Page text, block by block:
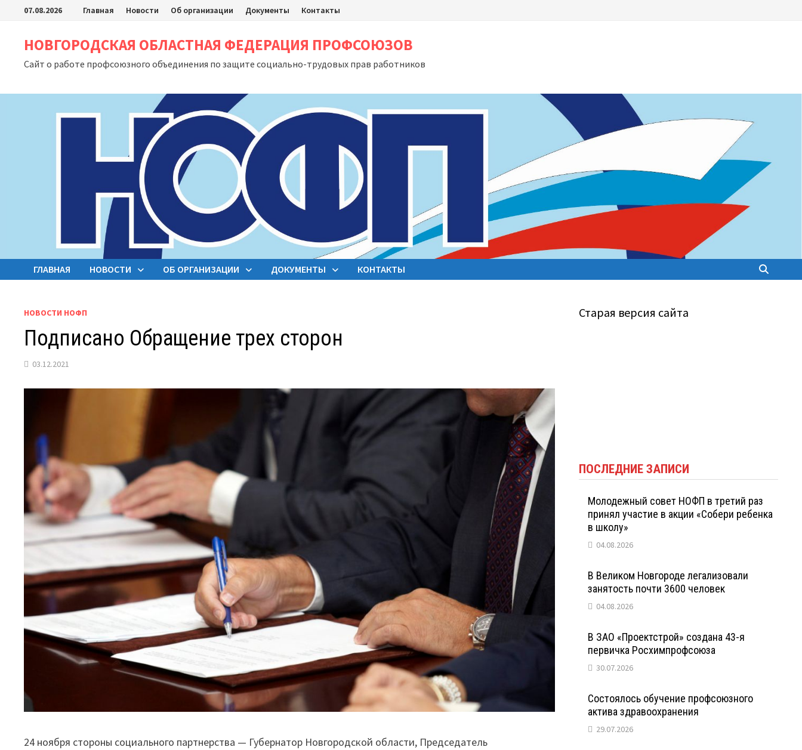
Перейти
содержимому
07.08.2026 Главная Новости Об организации Документы Контакты
НОВГОРОДСКАЯ ОБЛАСТНАЯ ФЕДЕРАЦИЯ ПРОФСОЮЗОВ
Сайт о работе профсоюзного объединения по защите социально-трудовых прав работников
ГЛАВНАЯ НОВОСТИ ОБ ОРГАНИЗАЦИИ ДОКУМЕНТЫ КОНТАКТЫ
НОВОСТИ НОФП
Подписано Обращение трех сторон
03.12.2021
24 ноября стороны социального партнерства — Губернатор Новгородской области, Председатель
Старая версия сайта
ПОСЛЕДНИЕ ЗАПИСИ
Молодежный совет НОФП в третий раз
принял участие в акции «Собери ребенка
в школу»
04.08.2026
В Великом Новгороде легализовали
занятость почти 3600 человек
04.08.2026
В ЗАО «Проектстрой» создана 43-я
первичка Росхимпрофсоюза
30.07.2026
Состоялось обучение профсоюзного
актива здравоохранения
29.07.2026